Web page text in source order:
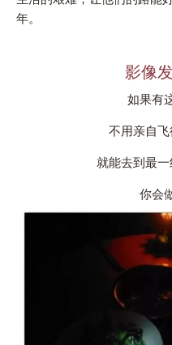
年。
影像
如果有
不用亲自
就能去到最
你会